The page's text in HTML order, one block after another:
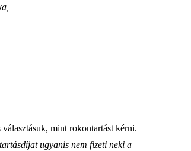
mint rokontartást kérni.
ugyanis nem fizeti neki a